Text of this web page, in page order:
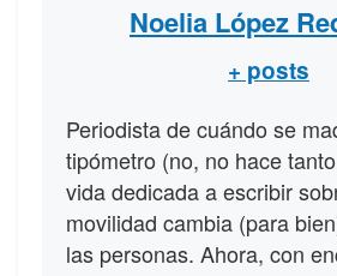
Noelia López
+ posts
Periodista de cuándo se
tipómetro (no, no hace
vida dedicada a escribir
movilidad cambia (para
las personas. Ahora, con